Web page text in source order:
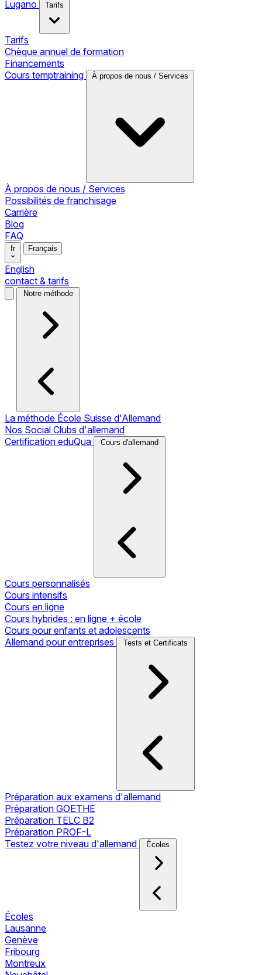
Lugano
Tarifs
Tarifs
Chèque annuel de formation
Financements
Cours temptraining
À propos de nous / Services
À propos de nous / Services
Possibilités de franchisage
Carrière
Blog
FAQ
fr Français
English
contact & tarifs
Notre méthode
La méthode École Suisse d'Allemand
Nos Social Clubs d'allemand
Certification eduQua
Cours d'allemand
Cours personnalisés
Cours intensifs
Cours en ligne
Cours hybrides : en ligne + école
Cours pour enfants et adolescents
Allemand pour entreprises
Tests et Certificats
Préparation aux examens d'allemand
Préparation GOETHE
Préparation TELC B2
Préparation PROF-L
Testez votre niveau d'allemand
Écoles
Écoles
Lausanne
Genève
Fribourg
Montreux